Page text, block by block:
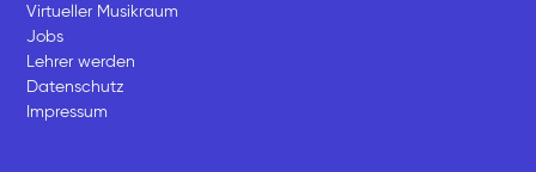
Virtueller Musikraum
Jobs
Lehrer werden
Datenschutz
Impressum